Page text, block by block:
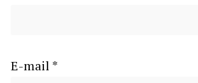
E-mail *